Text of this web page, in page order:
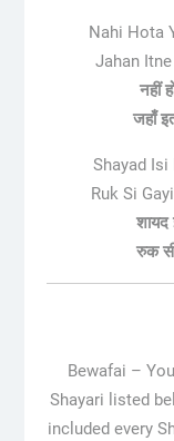
Nahi Hota
Jahan
नहीं
जहाँ
Shayad Isi
Ruk Si
शायद
रुक
Bewafai –
Shayari listed
included every